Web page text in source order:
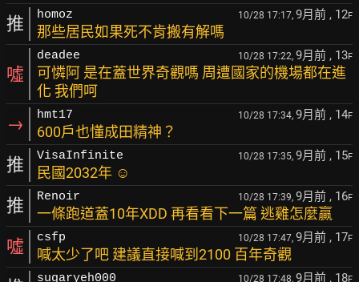
推 homoz 10/28 17:17, 9月前 , 12F
那些居民如果死不肯搬有解嗎
噓
deadee 10/28 17:22, 9月前 , 13F
可憐阿 是在蓋世界奇觀嗎 周遭國家的機場都在進
化 我們呵
→ hmt17 10/28 17:34, 9月前 , 14F
600戶也懂成田精神？
推 VisaInfinite 10/28 17:35, 9月前 , 15F
民國2032年 ☺
推 Renoir 10/28 17:39, 9月前 , 16F
一條跑道蓋10年XDD 再看看下一篇 逃雞怎麼贏
噓 csfp 10/28 17:47, 9月前 , 17F
喊太少了吧 建議直接喊到2100 百年奇觀
sugaryeh000 10/28 17:48, 9月前 , 18F